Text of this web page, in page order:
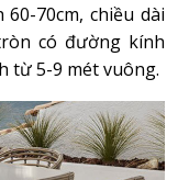
70cm, chiều dài
có đường kính
từ 5-9 mét vuông.